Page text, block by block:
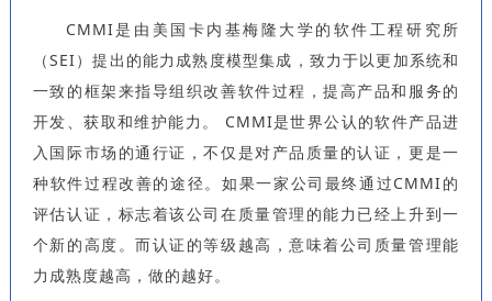
CMMI是由美国卡内基梅隆大学的软件工程研究所
（SEI）提出的能力成熟度模型集成，致力于以更加系统和
一致的框架来指导组织改善软件过程，提高产品和服务的
开发、获取和维护能力。 CMMI是世界公认的软件产品进
入国际市场的通行证，不仅是对产品质量的认证，更是一
种软件过程改善的途径。如果一家公司最终通过CMMI的
评估认证，标志着该公司在质量管理的能力已经上升到一
个新的高度。而认证的等级越高，意味着公司质量管理能
力成熟度越高，做的越好。